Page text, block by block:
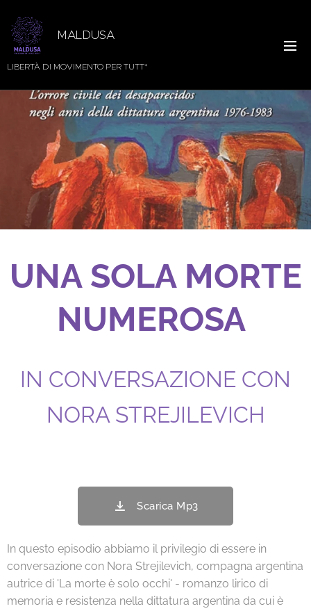
MALDUSA
LIBERTÀ DI MOVIMENTO PER TUTT*
UNA SOLA MORTE
NUMEROSA
IN CONVERSAZIONE CON
NORA STREJILEVICH
Scarica Mp3
In questo episodio abbiamo il privilegio di essere in
conversazione con Nora Strejilevich, compagna argentina
autrice di 'La morte è solo occhi' - romanzo lirico di
memoria e resistenza nella dittatura argentina da cui è